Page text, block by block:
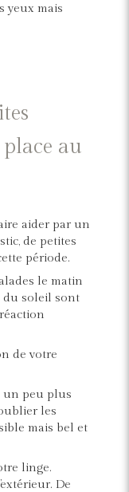
mais
au
aider par un
de petites
période.
le matin
du soleil sont
de votre
peu plus
les
mais bel et
linge.
De